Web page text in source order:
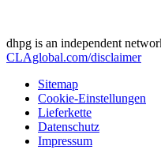
dhpg is an independent
CLAglobal.com/disclaimer
Sitemap
Cookie-Einstellungen
Lieferkette
Datenschutz
Impressum